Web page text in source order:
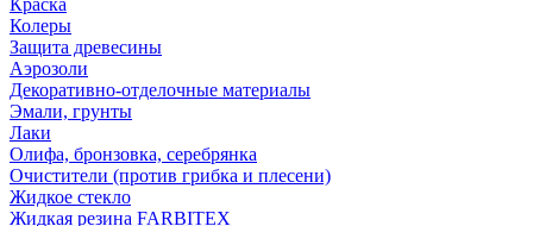
Краска
Колеры
Защита древесины
Аэрозоли
Декоративно-отделочные материалы
Эмали, грунты
Лаки
Олифа, бронзовка, серебрянка
Очистители (против грибка и плесени)
Жидкое стекло
Жидкая резина FARBITEX